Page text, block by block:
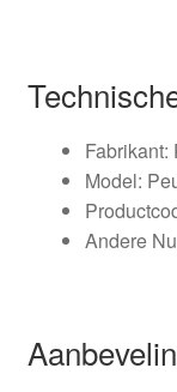
Fabrikant:
Model:
Andere